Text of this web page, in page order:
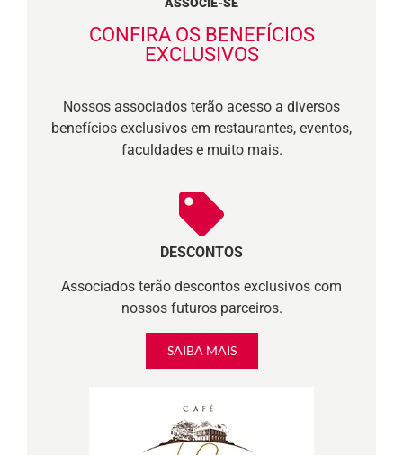
CONFIRA OS BENEFÍCIOS
EXCLUSIVOS
Nossos associados terão acesso a diversos
benefícios exclusivos em restaurantes, eventos,
faculdades e muito mais.
DESCONTOS
Associados terão descontos exclusivos com
nossos futuros parceiros.
SAIBA MAIS